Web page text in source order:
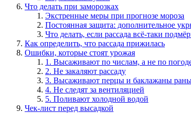
Что делать при заморозках
Экстренные меры при прогнозе мороза
Постоянная защита: дополнительное
Что делать, если рассада всё-таки
Как определить, что рассада прижилась
Ошибки, которые стоят урожая
1. Высаживают по числам, а не по
2. Не закаляют рассаду
3. Высаживают перцы и баклажаны
4. Не следят за вентиляцией
5. Поливают холодной водой
Чек-лист перед высадкой